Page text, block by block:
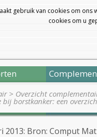
gebruik van cookies om
cookies om u
> Overzicht
bij borstkanker: een
2013: Bron: Comput